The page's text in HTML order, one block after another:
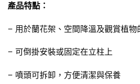
產品特點：
– 用於蘭花架、空間降溫及觀賞植物
– 可倒掛安裝或固定在立柱上
– 噴頭可拆卸，方便清潔與保養